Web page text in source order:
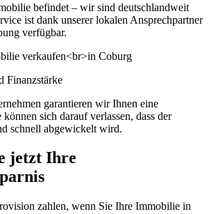
befindet – wir sind deutschlandweit
ist dank unserer lokalen Ansprechpartner
verfügbar.
Finanzstärke
garantieren wir Ihnen eine
sich darauf verlassen, dass der
schnell abgewickelt wird.
jetzt Ihre
zahlen, wenn Sie Ihre Immobilie in